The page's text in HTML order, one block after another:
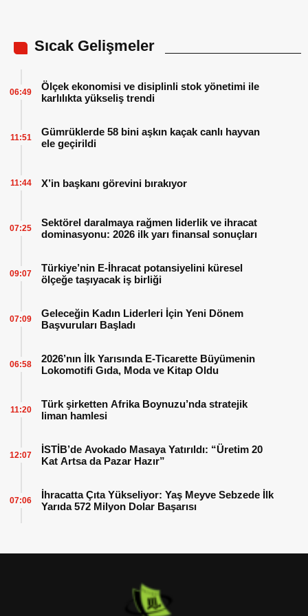
Sıcak Gelişmeler
Ölçek ekonomisi ve disiplinli stok yönetimi ile
karlılıkta yükseliş trendi
06:49
Gümrüklerde 58 bini aşkın kaçak canlı hayvan
ele geçirildi
11:51
X’in başkanı görevini bırakıyor
11:44
Sektörel daralmaya rağmen liderlik ve ihracat
dominasyonu: 2026 ilk yarı finansal sonuçları
07:25
Türkiye’nin E-İhracat potansiyelini küresel
ölçeğe taşıyacak iş birliği
09:07
Geleceğin Kadın Liderleri İçin Yeni Dönem
Başvuruları Başladı
07:09
2026’nın İlk Yarısında E-Ticarette Büyümenin
Lokomotifi Gıda, Moda ve Kitap Oldu
06:58
Türk şirketten Afrika Boynuzu’nda stratejik
liman hamlesi
11:20
İSTİB’de Avokado Masaya Yatırıldı: “Üretim 20
Kat Artsa da Pazar Hazır”
12:07
İhracatta Çıta Yükseliyor: Yaş Meyve Sebzede İlk
Yarıda 572 Milyon Dolar Başarısı
07:06